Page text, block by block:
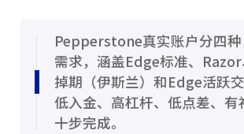
Pepperstone真实账户分四种
需求，涵盖Edge标准、
掉期（伊斯兰）和Edge活跃交
低入金、高杠杆、低点差、有
十步完成。